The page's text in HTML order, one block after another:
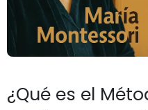
¿Qué es el